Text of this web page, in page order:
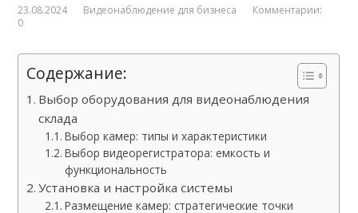
23.08.2024 Видеонаблюдение для бизнеса
Комментарии:
0
Содержание:
Выбор оборудования для видеонаблюдения
склада
Выбор камер: типы и характеристики
Выбор видеорегистратора: емкость и
функциональность
Установка и настройка системы
Размещение камер: стратегические точки